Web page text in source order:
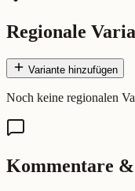
Regionale
Variante hinzufügen
Noch keine regionalen
Kommentare